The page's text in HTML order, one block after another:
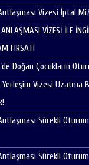
Vizesi İptal Mi?
VİZESİ İLE
FIRSATI
Doğan Çocukların
Vizesi Uzatma
Sürekli
Sürekli